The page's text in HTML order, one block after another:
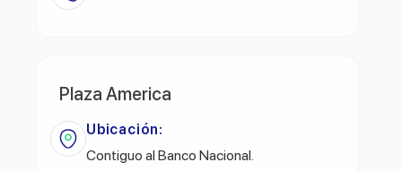
Plaza America
Ubicación:
Contiguo al Banco Nacional.